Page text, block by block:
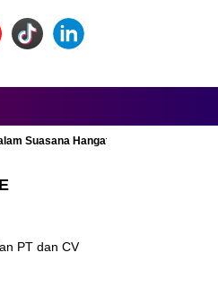
Suasana Hangat dan Nyaman
PT dan CV